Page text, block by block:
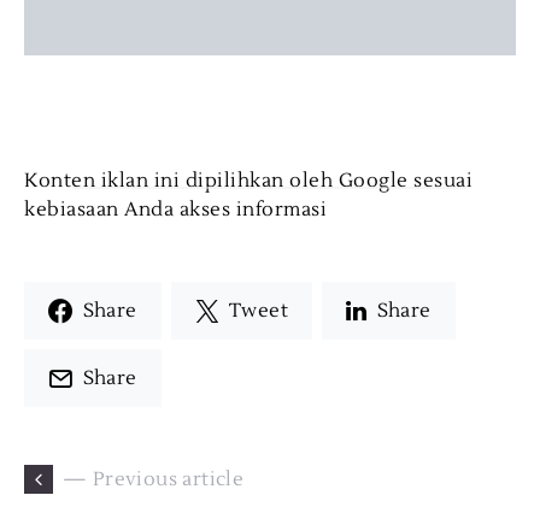
Konten iklan ini dipilihkan oleh Google sesuai
kebiasaan Anda akses informasi
Share Tweet Share
Share
— Previous article